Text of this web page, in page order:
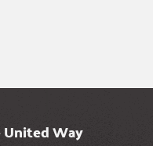
United Way